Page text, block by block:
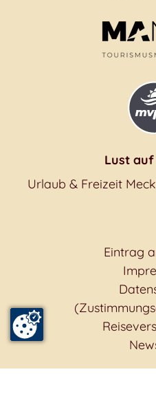
Lust auf
Urlaub & Freizeit
Eintrag